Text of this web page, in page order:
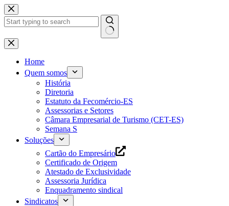
Pular
para
o
Home
Quem somos
História
Diretoria
Estatuto da Fecomércio-ES
Assessorias e Setores
Câmara Empresarial de Turismo (CET-ES)
Semana S
Soluções
Cartão do Empresário
Certificado de Origem
Atestado de Exclusividade
Assessoria Jurídica
Enquadramento sindical
Sindicatos